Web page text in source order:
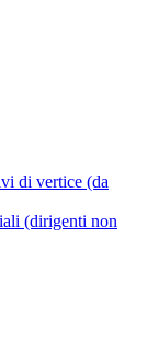
di vertice (da
(dirigenti non